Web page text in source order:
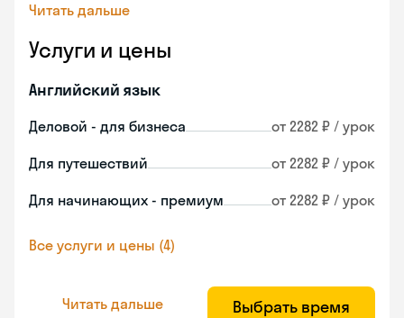
Читать дальше
Услуги и цены
Английский язык
Деловой - для бизнеса от 2282 ₽ / урок
Для путешествий от 2282 ₽ / урок
Для начинающих - премиум от 2282 ₽ / урок
Все услуги и цены (4)
Читать дальше Выбрать время